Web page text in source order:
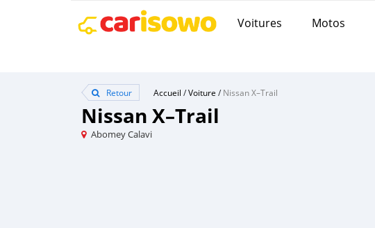
Voitures Motos
Retour Accueil /Voiture /Nissan X–Trail
Nissan X–Trail
Abomey Calavi